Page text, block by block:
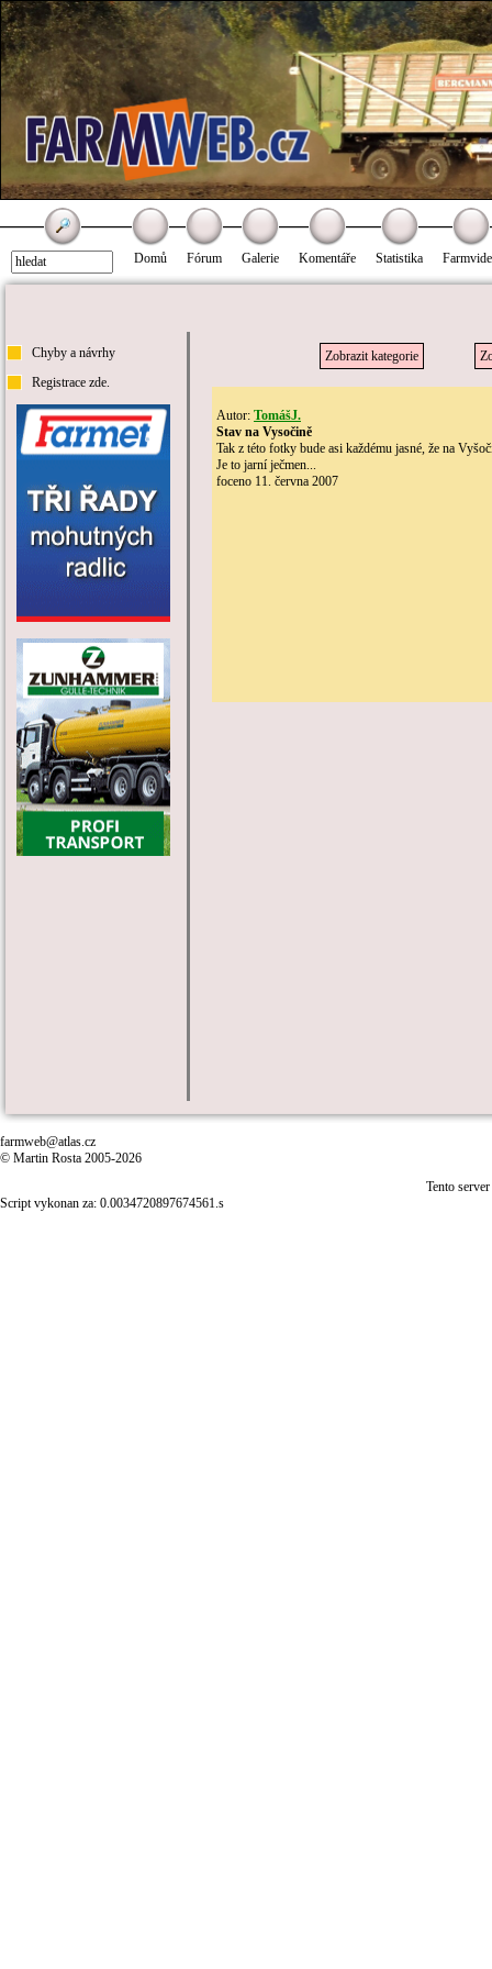
Domů Fórum Galerie Komentáře Statistika
Chyby a návrhy
Registrace zde.
Zobrazit kategorie
Autor: TomášJ.
Stav na Vysočině
Tak z této fotky bude asi každému jasné, že na
Je to jarní ječmen...
foceno 11. června 2007
farmweb@atlas.cz
© Martin Rosta 2005-2026
Tento
Script vykonan za: 0.0034720897674561.s